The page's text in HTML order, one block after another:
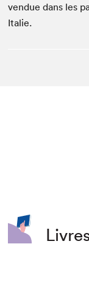
vendue dans les
Italie.